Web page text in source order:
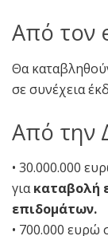
Από τον
Θα
σε συνέχεια
Από την
• 30.000.000
γιακαταβολή
επιδομάτων.
• 700.000 ευρώ